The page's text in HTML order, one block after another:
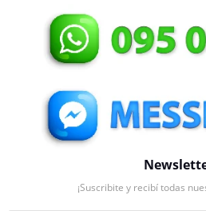
¡Suscribite y recibí todas